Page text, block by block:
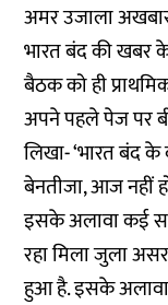
अमर उजाला
भारत बंद की खबर
बैठक को ही
अपने पहले पेज पर
लिखा- ‘भारत बंद
बेनतीजा, आज नहीं
इसके अलावा कई
रहा मिला जुला
हुआ है. इसके अलावा